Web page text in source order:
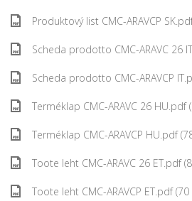
Produktový list CMC-ARAVCP
Scheda prodotto CMC-ARAVC 26
Scheda prodotto CMC-ARAVCP
Terméklap CMC-ARAVC 26 HU.pdf
Terméklap CMC-ARAVCP HU.pdf
Toote leht CMC-ARAVC 26 ET.pdf
Toote leht CMC-ARAVCP ET.pdf (70